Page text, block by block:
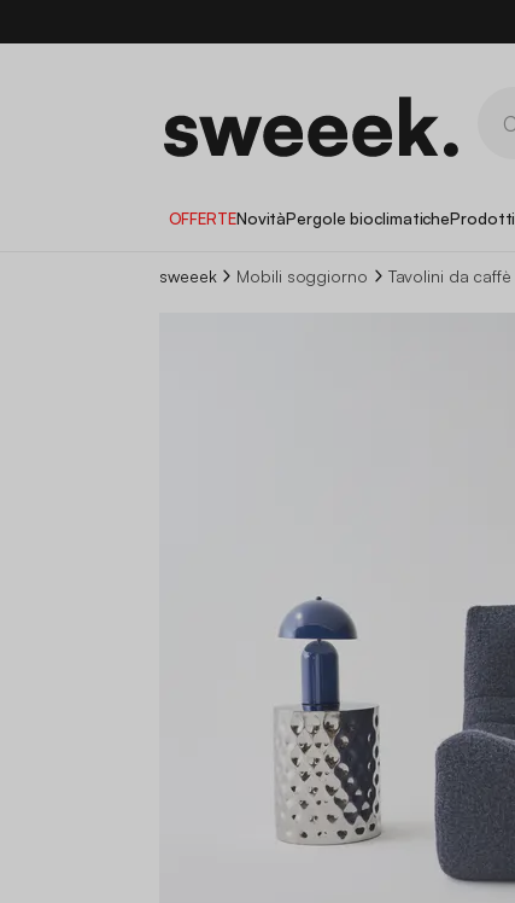
OFFERTENovitàPergole bioclimaticheProdotti
sweeek Mobili soggiorno Tavolini da caffè